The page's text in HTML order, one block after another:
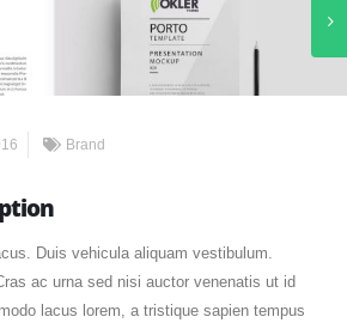
Brand
Duis vehicula aliquam vestibulum.
ac urna sed nisi auctor venenatis ut id
lacus lorem, a tristique sapien tempus